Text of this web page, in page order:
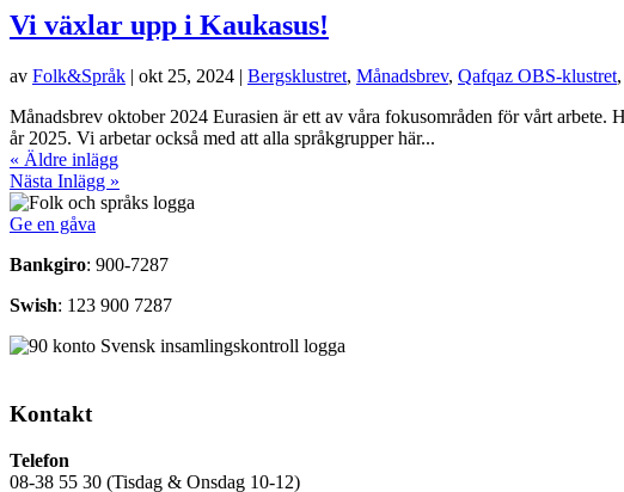
Vi växlar upp i Kaukasus!
av Folk&Språk | okt 25, 2024 | Bergsklustret, Månadsbrev, Qafqaz OBS-klustret,
Månadsbrev oktober 2024 Eurasien är ett av våra fokusområden för vårt arbete.
år 2025. Vi arbetar också med att alla språkgrupper här...
« Äldre inlägg
Nästa Inlägg »
Ge en gåva
Bankgiro: 900-7287
Swish: 123 900 7287
Kontakt
Telefon
08-38 55 30 (Tisdag & Onsdag 10-12)